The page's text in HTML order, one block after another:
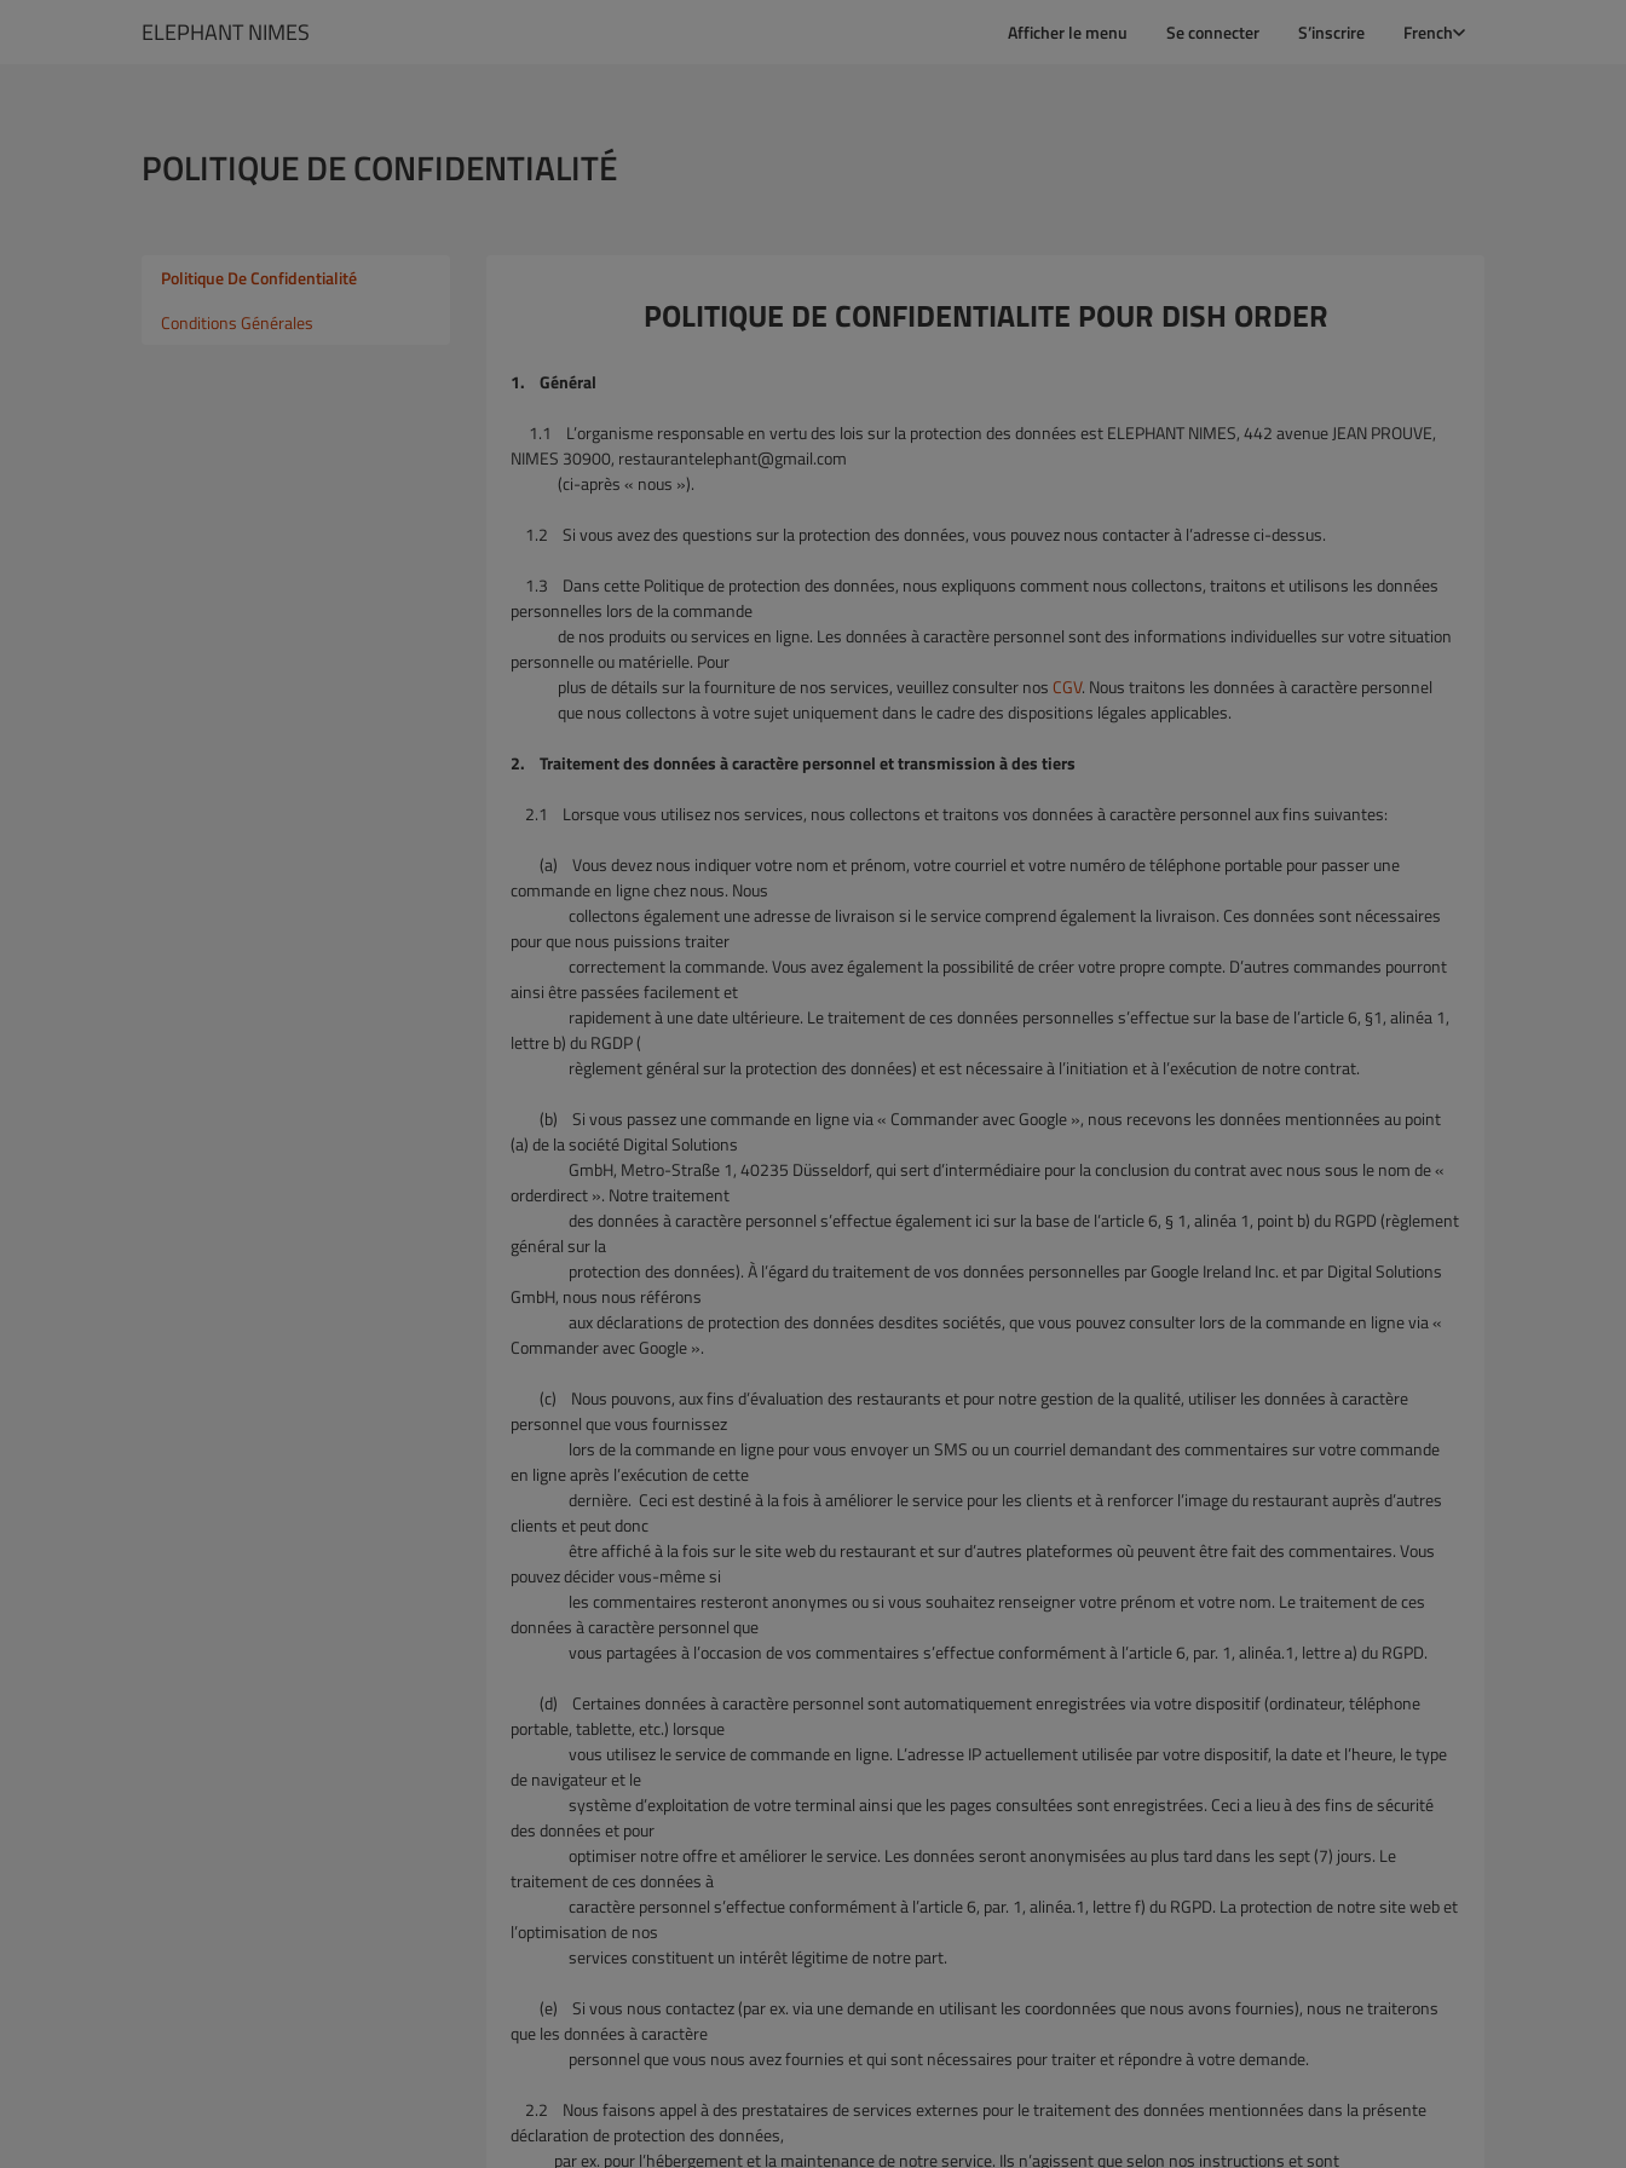
ELEPHANT NIMES Afficher le menu Se connecter S’inscrire French
POLITIQUE DE CONFIDENTIALITÉ
Politique De Confidentialité
Conditions Générales
POLITIQUE DE CONFIDENTIALITE POUR DISH ORDER
1. Général
1.1
L’organisme responsable en vertu des lois sur la protection des données est ELEPHANT NIMES, 442 avenue JEAN PROUVE,
NIMES 30900, restaurantelephant@gmail.com
(ci-après « nous »).
1.2
Si vous avez des questions sur la protection des données, vous pouvez nous contacter à l’adresse ci-dessus.
1.3
Dans cette Politique de protection des données, nous expliquons comment nous collectons, traitons et utilisons les données
personnelles lors de la commande
denos produits ou services en ligne. Les données à caractère personnel sont des informations individuelles sur votre situation
personnelle ou matérielle. Pour
plus de détails sur la fourniture de nos services, veuillez consulter nos CGV. Nous traitons les données à caractère personnel
que nous collectons àvotre sujet uniquement dans le cadre des dispositions légales applicables.
2. Traitement des données à caractère personnel et transmission à des tiers
2.1
Lorsque vous utilisez nos services, nous collectons et traitons vos données à caractère personnel aux fins suivantes:
(a)
Vous devez nous indiquer votre nom et prénom, votre courriel et votre numéro de téléphone portable pour passer une
commande en ligne chez nous. Nous
collectons également une adresse de livraison si le service comprend également la livraison. Ces données sont nécessaires
pour que nous puissions traiter
correctement la commande. Vous avez également la possibilité de créer votre propre compte. D’autres commandes pourront
ainsi être passées facilement et
rapidement à une date ultérieure. Le traitement de ces données personnelles s’effectue sur la base de l’article 6, §1, alinéa 1,
lettre b) du RGDP (
règlement général sur la protection des données) et est nécessaire à l’initiation et à l’exécution de notre contrat.
(b)
Si vous passez une commande en ligne via « Commander avec Google », nous recevons les données mentionnées au point
(a) de la société Digital Solutions
GmbH, Metro-Straße 1, 40235 Düsseldorf, qui sert d’intermédiaire pour la conclusion du contrat avec nous sous le nom de «
orderdirect ». Notre traitement
des données à caractère personnel s’effectue également ici sur la base de l’article 6, § 1, alinéa 1, point b) du RGPD (règlement
général sur la
protection des données). À l’égard du traitement de vos données personnelles par Google Ireland Inc. et par Digital Solutions
GmbH, nous nous référons
aux déclarations de protection des données desdites sociétés, que vous pouvez consulter lors de la commande en ligne via «
Commander avec Google ».
(c)
Nous pouvons, aux fins d’évaluation des restaurants et pour notre gestion de la qualité, utiliser les données à caractère
personnel que vous fournissez
lors de la commande en ligne pour vous envoyer un SMS ou un courriel demandant des commentaires sur votre commande
en ligne après l’exécution de cette
dernière. Ceci est destiné à la fois à améliorer le service pour les clients et à renforcer l’image du restaurant auprès d’autres
clients et peut donc
être affiché à la fois sur le site web du restaurant et sur d’autres plateformes où peuvent être fait des commentaires. Vous
pouvez décider vous-même si
les commentaires resteront anonymes ou si vous souhaitez renseigner votre prénom et votre nom. Le traitement de ces
données à caractère personnel que
vous partagées à l’occasion de vos commentaires s’effectue conformément à l’article 6, par. 1, alinéa.1, lettre a) du RGPD.
(d)
Certaines données à caractère personnel sont automatiquement enregistrées via votre dispositif (ordinateur, téléphone
portable, tablette, etc.) lorsque
vous utilisez le service de commande en ligne. L’adresse IP actuellement utilisée par votre dispositif, la date et l’heure, le type
de navigateur et le
système d’exploitation de votre terminal ainsi que les pages consultées sont enregistrées. Ceci a lieu à des fins de sécurité
des données et pour
optimiser notre offre et améliorer le service. Les données seront anonymisées au plus tard dans les sept (7) jours. Le
traitement de ces données à
caractère personnel s’effectue conformément à l’article 6, par. 1, alinéa.1, lettre f) du RGPD. La protection de notre site web et
l’optimisation de nos
services constituent un intérêt légitime de notre part.
(e)
Si vous nous contactez (par ex. via une demande en utilisant les coordonnées que nous avons fournies), nous ne traiterons
que les données à caractère
personnel que vous nous avez fournies et qui sont nécessaires pour traiter et répondre à votre demande.
2.2
Nous faisons appel à des prestataires de services externes pour le traitement des données mentionnées dans la présente
déclaration de protection des données,
par ex. pour l’hébergement et la maintenance de notre service. Ils n’agissent que selon nos instructions et sont